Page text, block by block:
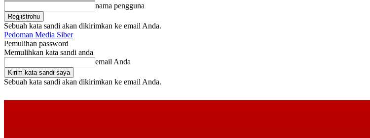
nama pengguna
Sebuah kata sandi akan dikirimkan ke email Anda.
Pedoman Media Siber
Pemulihan password
Memulihkan kata sandi anda
email Anda
Sebuah kata sandi akan dikirimkan ke email Anda.